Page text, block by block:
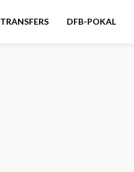
TRANSFERS DFB-POKAL